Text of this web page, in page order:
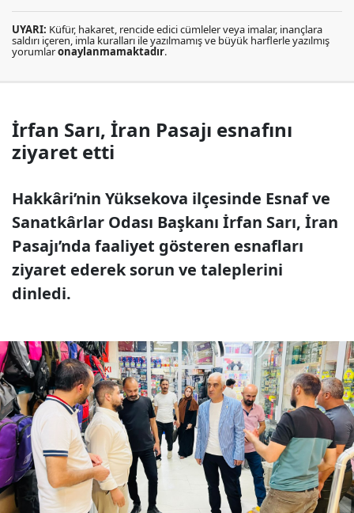
UYARI: Küfür, hakaret, rencide edici cümleler veya imalar, inançlara
saldırı içeren, imla kuralları ile yazılmamış ve büyük harflerle yazılmış
yorumlaronaylanmamaktadır.
İrfan Sarı, İran Pasajı esnafını
ziyaret etti
Hakkâri’nin Yüksekova ilçesinde Esnaf ve
Sanatkârlar Odası Başkanı İrfan Sarı, İran
Pasajı’nda faaliyet gösteren esnafları
ziyaret ederek sorun ve taleplerini
dinledi.